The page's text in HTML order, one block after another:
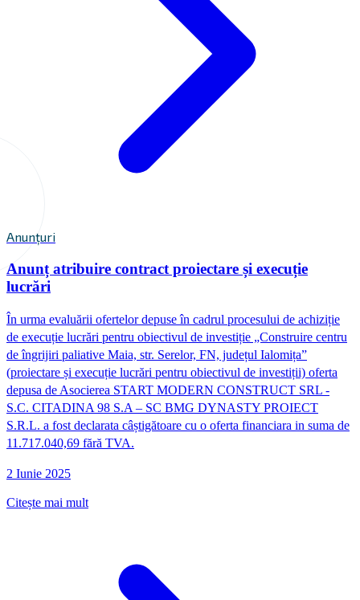
Anunțuri
Anunț atribuire contract proiectare și execuție
lucrări
În urma evaluării ofertelor depuse în cadrul procesului de achiziție
de execuție lucrări pentru obiectivul de investiție „Construire centru
de îngrijiri paliative Maia, str. Serelor, FN, județul Ialomița”
(proiectare și execuție lucrări pentru obiectivul de investiții) oferta
depusa de Asocierea START MODERN CONSTRUCT SRL -
S.C. CITADINA 98 S.A – SC BMG DYNASTY PROIECT
S.R.L. a fost declarata câștigătoare cu o oferta financiara in suma de
11.717.040,69 fără TVA.
2 Iunie 2025
Citește mai mult